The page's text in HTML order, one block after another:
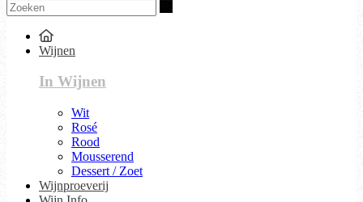
Wijnen
In Wijnen
Wit
Rosé
Rood
Mousserend
Dessert / Zoet
Wijnproeverij